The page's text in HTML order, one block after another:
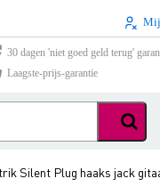
30 dagen 'niet goed geld terug'
Laagste-prijs-garantie
Silent Plug haaks jack